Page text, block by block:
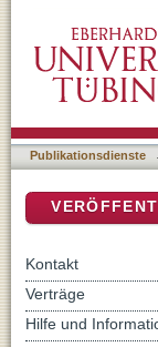
Publikationsdienste
Kontakt
Verträge
Hilfe und